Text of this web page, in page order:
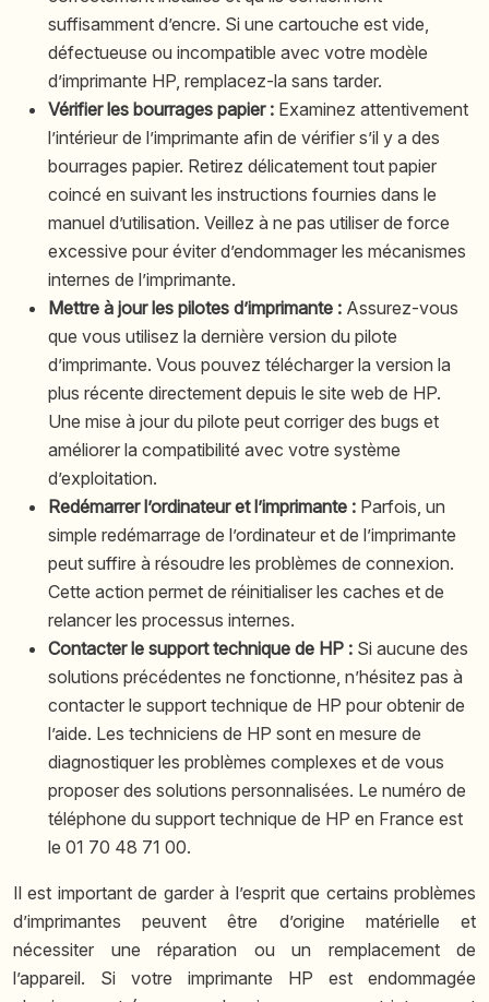
suffisamment d’encre. Si une cartouche est vide,
défectueuse ou incompatible avec votre modèle
d’imprimante HP, remplacez-la sans tarder.
Vérifier les bourrages papier : Examinez attentivement
l’intérieur de l’imprimante afin de vérifier s’il y a des
bourrages papier. Retirez délicatement tout papier
coincé en suivant les instructions fournies dans le
manuel d’utilisation. Veillez à ne pas utiliser de force
excessive pour éviter d’endommager les mécanismes
internes de l’imprimante.
Mettre à jour les pilotes d’imprimante : Assurez-vous
que vous utilisez la dernière version du pilote
d’imprimante. Vous pouvez télécharger la version la
plus récente directement depuis le site web de HP.
Une mise à jour du pilote peut corriger des bugs et
améliorer la compatibilité avec votre système
d’exploitation.
Redémarrer l’ordinateur et l’imprimante : Parfois, un
simple redémarrage de l’ordinateur et de l’imprimante
peut suffire à résoudre les problèmes de connexion.
Cette action permet de réinitialiser les caches et de
relancer les processus internes.
Contacter le support technique de HP : Si aucune des
solutions précédentes ne fonctionne, n’hésitez pas à
contacter le support technique de HP pour obtenir de
l’aide. Les techniciens de HP sont en mesure de
diagnostiquer les problèmes complexes et de vous
proposer des solutions personnalisées. Le numéro de
téléphone du support technique de HP en France est
le 01 70 48 71 00.
Il est important de garder à l’esprit que certains problèmes
d’imprimantes peuvent être d’origine matérielle et
nécessiter une réparation ou un remplacement de
l’appareil. Si votre imprimante HP est endommagée